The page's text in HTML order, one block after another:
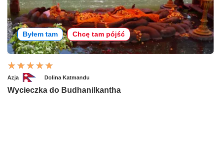
Byłem tam Chcę tam pójść
Azja Dolina Katmandu
Wycieczka do Budhanilkantha